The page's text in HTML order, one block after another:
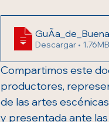
Descargar • 1.76MB
Compartimos este
productores,
de las artes
y presentada ante